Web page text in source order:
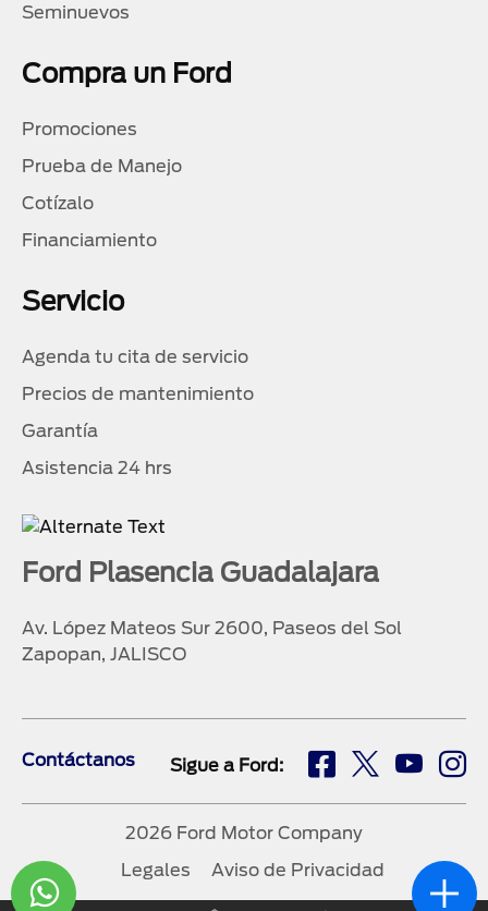
Seminuevos
Compra un Ford
Promociones
Prueba de Manejo
Cotízalo
Financiamiento
Servicio
Agenda tu cita de servicio
Precios de mantenimiento
Garantía
Asistencia 24 hrs
Ford Plasencia Guadalajara
Av. López Mateos Sur 2600, Paseos del Sol
Zapopan, JALISCO
Contáctanos Sigue a Ford:
2026 Ford Motor Company
Legales
Aviso de Privacidad